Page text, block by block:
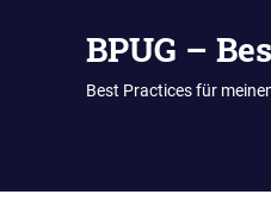
BPUG –
Best Practices für